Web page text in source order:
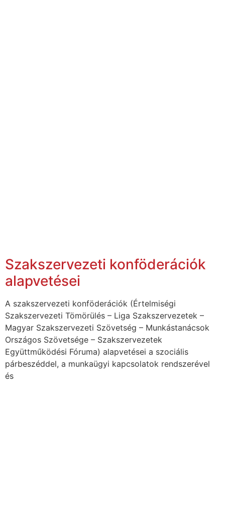
Szakszervezeti konföderációk
alapvetései
A szakszervezeti konföderációk (Értelmiségi
Szakszervezeti Tömörülés – Liga Szakszervezetek –
Magyar Szakszervezeti Szövetség – Munkástanácsok
Országos Szövetsége – Szakszervezetek
Együttműködési Fóruma) alapvetései a szociális
párbeszéddel, a munkaügyi kapcsolatok rendszerével
és